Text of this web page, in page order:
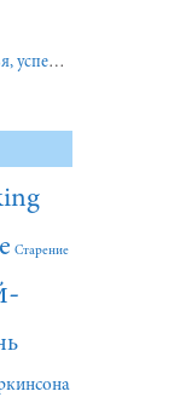
Старение